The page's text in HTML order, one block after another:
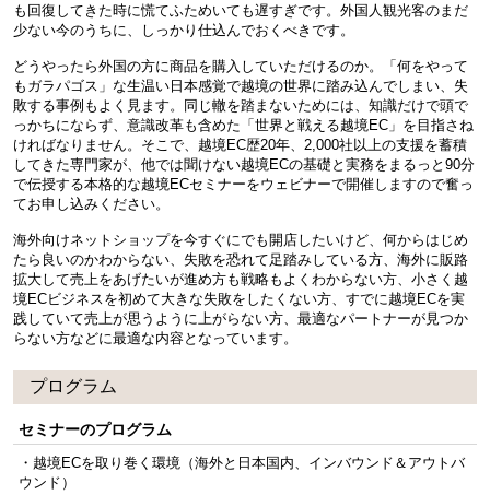
も回復してきた時に慌てふためいても遅すぎです。外国人観光客のまだ
少ない今のうちに、しっかり仕込んでおくべきです。
どうやったら外国の方に商品を購入していただけるのか。「何をやって
もガラパゴス」な生温い日本感覚で越境の世界に踏み込んでしまい、失
敗する事例もよく見ます。同じ轍を踏まないためには、知識だけで頭で
っかちにならず、意識改革も含めた「世界と戦える越境EC」を目指さね
ければなりません。そこで、越境EC歴20年、2,000社以上の支援を蓄積
してきた専門家が、他では聞けない越境ECの基礎と実務をまるっと90分
で伝授する本格的な越境ECセミナーをウェビナーで開催しますので奮っ
てお申し込みください。
海外向けネットショップを今すぐにでも開店したいけど、何からはじめ
たら良いのかわからない、失敗を恐れて足踏みしている方、海外に販路
拡大して売上をあげたいが進め方も戦略もよくわからない方、小さく越
境ECビジネスを初めて大きな失敗をしたくない方、すでに越境ECを実
践していて売上が思うように上がらない方、最適なパートナーが見つか
らない方などに最適な内容となっています。
プログラム
セミナーのプログラム
・越境ECを取り巻く環境（海外と日本国内、インバウンド＆アウトバ
ウンド）